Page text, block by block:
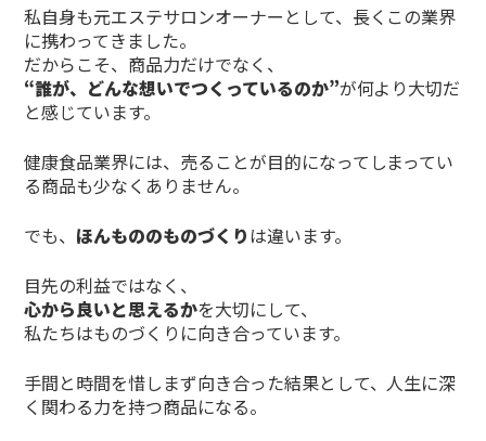
私自身も元エステサロンオーナーとして、長くこの業界
に携わってきました。
だからこそ、商品力だけでなく、
“誰が、どんな想いでつくっているのか”が何より大切だ
と感じています。
健康食品業界には、売ることが目的になってしまってい
る商品も少なくありません。
でも、 ほんもののものづくりは違います。
目先の利益ではなく、
心から良いと思えるかを大切にして、
私たちはものづくりに向き合っています。
手間と時間を惜しまず向き合った結果として、人生に深
く関わる力を持つ商品になる。